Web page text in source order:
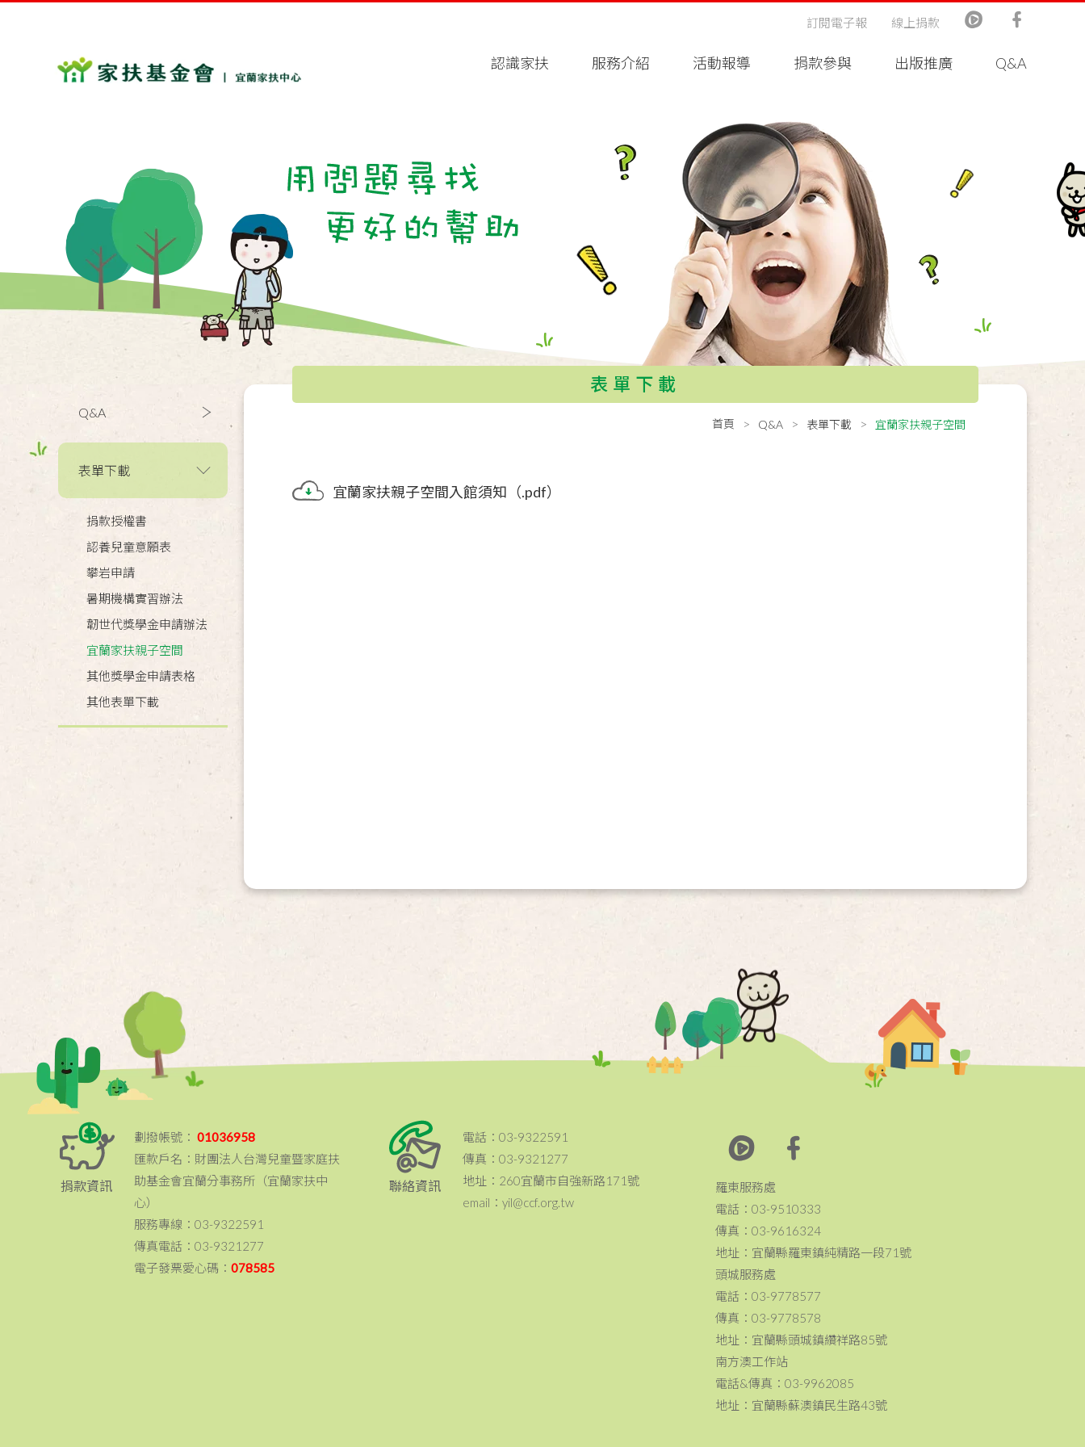
認識家扶 服務介紹 活動報導 捐款參與 出版推廣 Q&A
訂閱電子報 線上捐款
Q&A
表單下載
捐款授權書
認養兒童意願表
攀岩申請
暑期機構實習辦法
韌世代獎學金申請辦法
宜蘭家扶親子空間
其他獎學金申請表格
其他表單下載
表單下載
首頁 Q&A 表單下載 宜蘭家扶親子空間
宜蘭家扶親子空間入館須知（.pdf）
捐款資訊
劃撥帳號： 01036958
匯款戶名：財團法人台灣兒童暨家庭扶
助基金會宜蘭分事務所（宜蘭家扶中
心）
服務專線：03-9322591
傳真電話：03-9321277
電子發票愛心碼： 078585
聯絡資訊
電話：03-9322591
傳真：03-9321277
地址：260宜蘭市自強新路171號
email：yil@ccf.org.tw
羅東服務處
電話：03-9510333
傳真：03-9616324
地址：宜蘭縣羅東鎮純精路一段71號
頭城服務處
電話：03-9778577
傳真：03-9778578
地址：宜蘭縣頭城鎮纘祥路85號
南方澳工作站
電話&傳真：03-9962085
地址：宜蘭縣蘇澳鎮民生路43號